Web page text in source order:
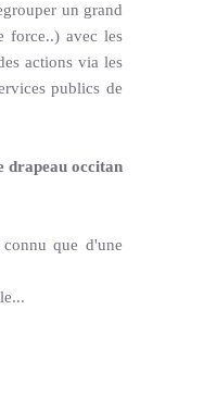
un grand
force..) avec les
actions via les
publics de
drapeau occitan
que d'une